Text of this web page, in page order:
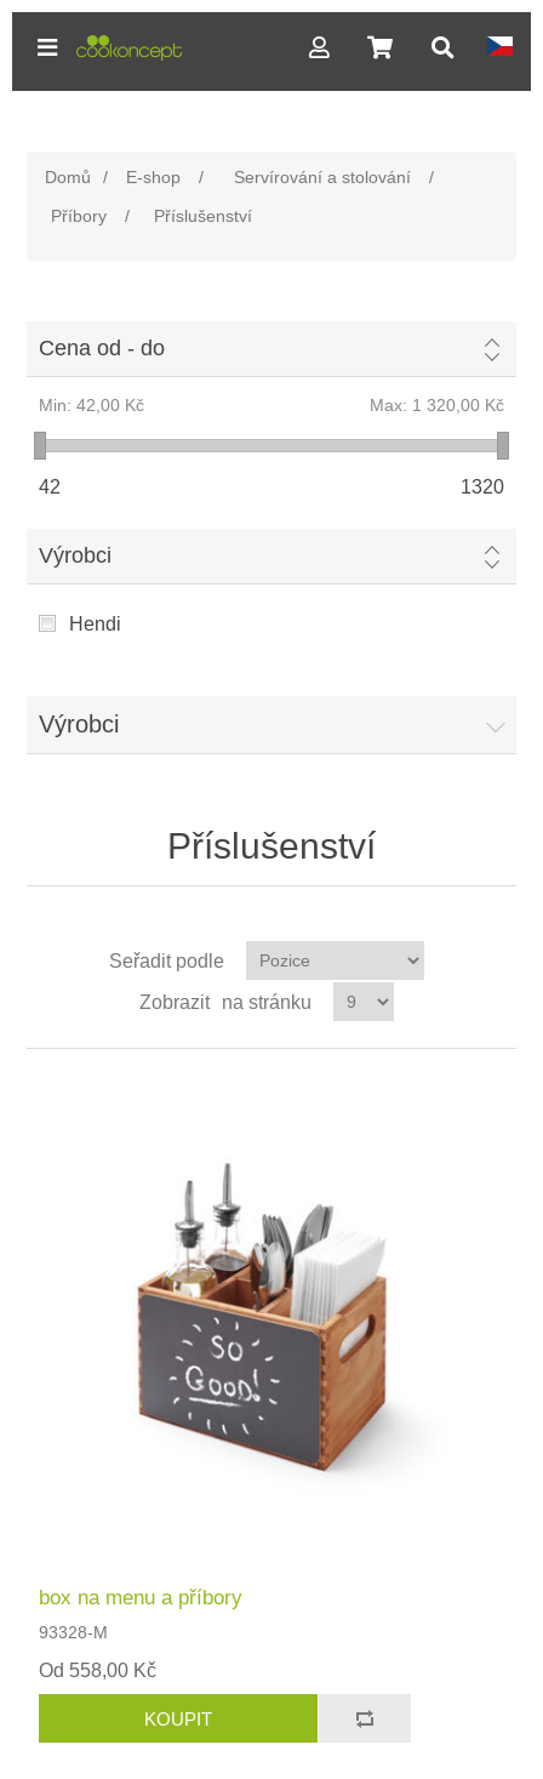
Domů / E-shop / Servírování a stolování
/
Příbory
/ Příslušenství
Cena od - do
Min: 42,00 Kč Max: 1 320,00 Kč
42 1320
Výrobci
Hendi
Výrobci
Příslušenství
Seřadit podle
Zobrazit
na stránku
box na menu a příbory
93328-M
Od 558,00 Kč